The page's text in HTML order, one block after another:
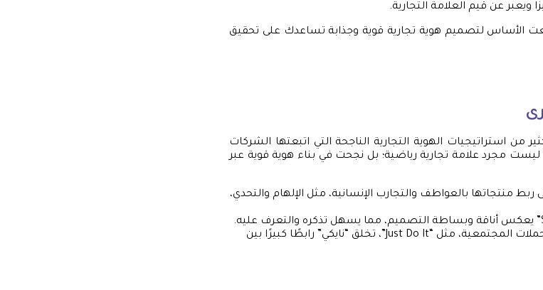
ويعبر عن قيم العلامة التجارية.
الأساس لتصميم هوية تجارية قوية وجذابة تساعدك على تحقيق
من استراتيجيات الهوية التجارية الناجحة التي اتبعتها الشركات
ليست مجرد علامة تجارية رياضية؛ بل نجحت في بناء هوية قوية عبر
ربط منتجاتها بالعواطف والتجارب الإنسانية، مثل الإلهام والتحدي،
: من خلال الحملات المجتمعية، مثل “Just Do It”، تخلق “نايكي” رابطًا كبيرًا بين